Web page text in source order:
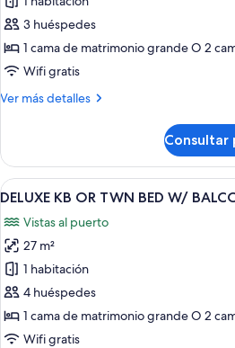
DELUXE
KB
OR
TWN
W/
&
POOL
3 huéspedes
1 cama de matrimonio grande O 2
Wifi gratis
Ver más detalles
Más
KB
OR
TWN
W/
BALCONY
LAGOON
&
POOL
VIEW
Consultar
Abrir
todas
las
fotos
de
DELUXE
KB
OR
9
DELUXE KB OR TWN BED W/
Vistas al puerto
27 m²
1 habitación
4 huéspedes
1 cama de matrimonio grande O 2
Wifi gratis